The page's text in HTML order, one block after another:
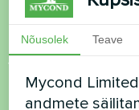
küsimusi?
Võtke meiega
Nõusolek Teave
Mycond
andmete